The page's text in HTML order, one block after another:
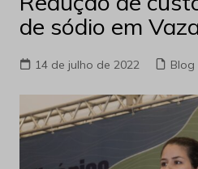
de sódio em
14 de julho de 2022 Blog